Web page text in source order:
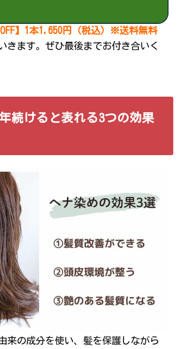
OFF】1本1,650円（税込）※送料無料
きます。ぜひ最後までお付き合いく
続けると表れる3つの効果
来の成分を使い、髪を保護しながら